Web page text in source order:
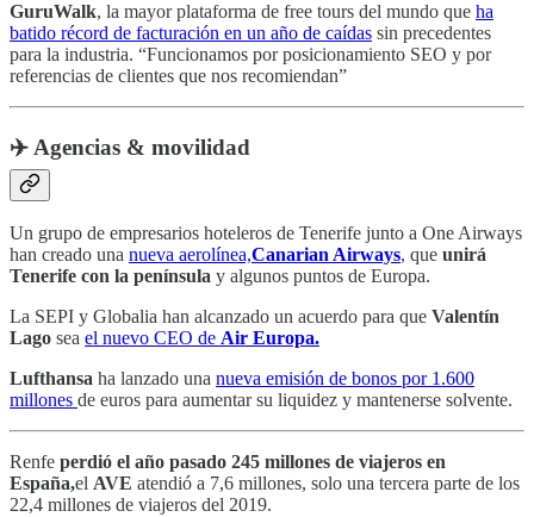
GuruWalk, la mayor plataforma de free tours del mundo que ha
batido récord de facturación en un año de caídas sin precedentes
para la industria. “Funcionamos por posicionamiento SEO y por
referencias de clientes que nos recomiendan”
✈️ Agencias & movilidad
Un grupo de empresarios hoteleros de Tenerife junto a One Airways
han creado una nueva aerolínea,Canarian Airways, que unirá
Tenerife con la península y algunos puntos de Europa.
La SEPI y Globalia han alcanzado un acuerdo para que Valentín
Lago sea el nuevo CEO de Air Europa.
Lufthansa ha lanzado una nueva emisión de bonos por 1.600
millones de euros para aumentar su liquidez y mantenerse solvente.
Renfe perdió el año pasado 245 millones de viajeros en
España,el AVE atendió a 7,6 millones, solo una tercera parte de los
22,4 millones de viajeros del 2019.